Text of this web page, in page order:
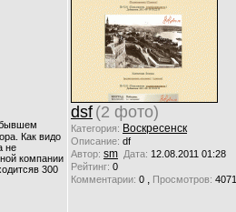
бывшем
Как видо
не
компании
300
dsf (2 фото)
Категория: Воскресенск
Описание: df
Автор: sm Дата: 12.08.2011 01:28
Рейтинг: 0
Комментарии: 0 , Просмотров: 4071